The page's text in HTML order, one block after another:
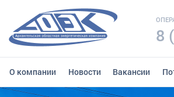
8
О компании Новости Вакансии